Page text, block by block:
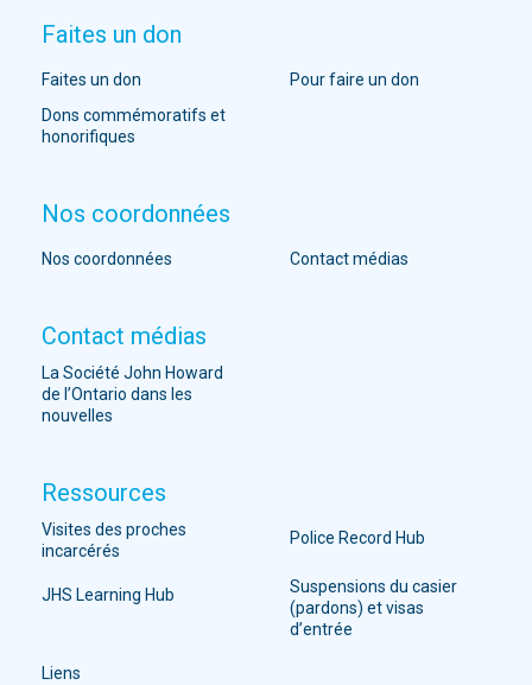
Faites un don
Faites un don
Pour faire un don
Dons commémoratifs et
honorifiques
Nos coordonnées
Nos coordonnées Contact médias
Contact médias
La Société John Howard
de l’Ontario dans les
nouvelles
Ressources
Visites des proches
incarcérés
Police Record Hub
JHS Learning Hub
Suspensions du casier
(pardons) et visas
d’entrée
Liens